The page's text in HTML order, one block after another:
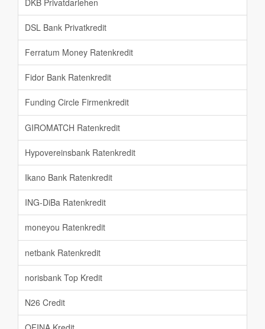
DSL Bank Privatkredit
Ferratum Money Ratenkredit
Fidor Bank Ratenkredit
Funding Circle Firmenkredit
GIROMATCH Ratenkredit
Hypovereinsbank Ratenkredit
Ikano Bank Ratenkredit
ING-DiBa Ratenkredit
moneyou Ratenkredit
netbank Ratenkredit
norisbank Top Kredit
N26 Credit